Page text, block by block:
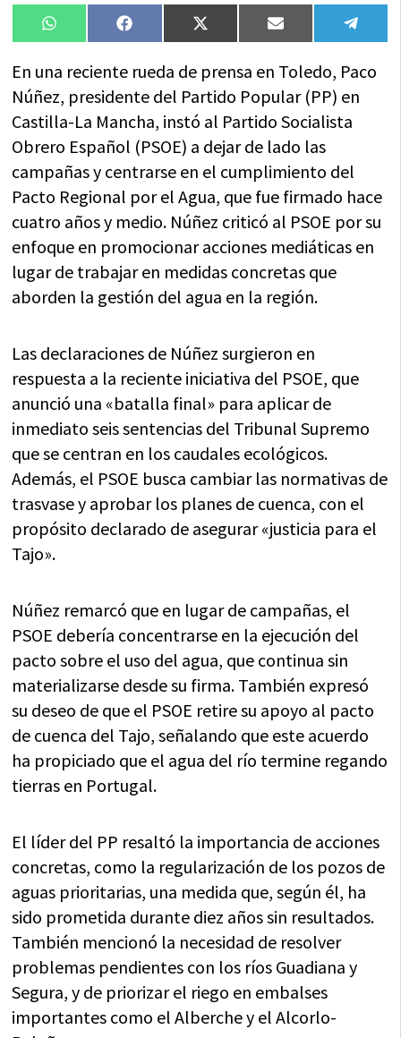
Compartir
en
WhatsAppCompartir
en
FacebookCompartir
en
X
(Twitter)
Compartir
en
Email
en
En una reciente rueda de prensa en Toledo, Paco
Núñez, presidente del Partido Popular (PP) en
Castilla-La Mancha, instó al Partido Socialista
Obrero Español (PSOE) a dejar de lado las
campañas y centrarse en el cumplimiento del
Pacto Regional por el Agua, que fue firmado hace
cuatro años y medio. Núñez criticó al PSOE por su
enfoque en promocionar acciones mediáticas en
lugar de trabajar en medidas concretas que
aborden la gestión del agua en la región.
Las declaraciones de Núñez surgieron en
respuesta a la reciente iniciativa del PSOE, que
anunció una «batalla final» para aplicar de
inmediato seis sentencias del Tribunal Supremo
que se centran en los caudales ecológicos.
Además, el PSOE busca cambiar las normativas de
trasvase y aprobar los planes de cuenca, con el
propósito declarado de asegurar «justicia para el
Tajo».
Núñez remarcó que en lugar de campañas, el
PSOE debería concentrarse en la ejecución del
pacto sobre el uso del agua, que continua sin
materializarse desde su firma. También expresó
su deseo de que el PSOE retire su apoyo al pacto
de cuenca del Tajo, señalando que este acuerdo
ha propiciado que el agua del río termine regando
tierras en Portugal.
El líder del PP resaltó la importancia de acciones
concretas, como la regularización de los pozos de
aguas prioritarias, una medida que, según él, ha
sido prometida durante diez años sin resultados.
También mencionó la necesidad de resolver
problemas pendientes con los ríos Guadiana y
Segura, y de priorizar el riego en embalses
importantes como el Alberche y el Alcorlo-